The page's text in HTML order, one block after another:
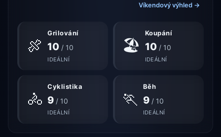
Víkendový výhled →
🍖
Grilování
10 / 10
IDEÁLNÍ
🏖
Koupání
10/ 10
IDEÁLNÍ
🚴
Cyklistika
9 / 10
IDEÁLNÍ
🏃
Běh
9/ 10
IDEÁLNÍ